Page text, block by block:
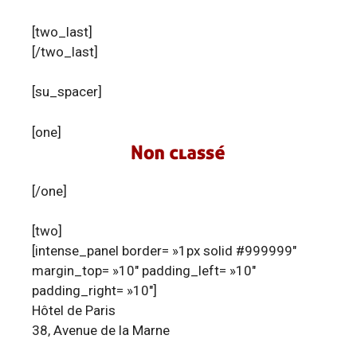
[two_last]
[/two_last]
[su_spacer]
[one]
[/one]
[two]
[intense_panel border= »1px solid #999999″
margin_top= »10″ padding_left= »10″
padding_right= »10″]
Hôtel de Paris
38, Avenue de la Marne